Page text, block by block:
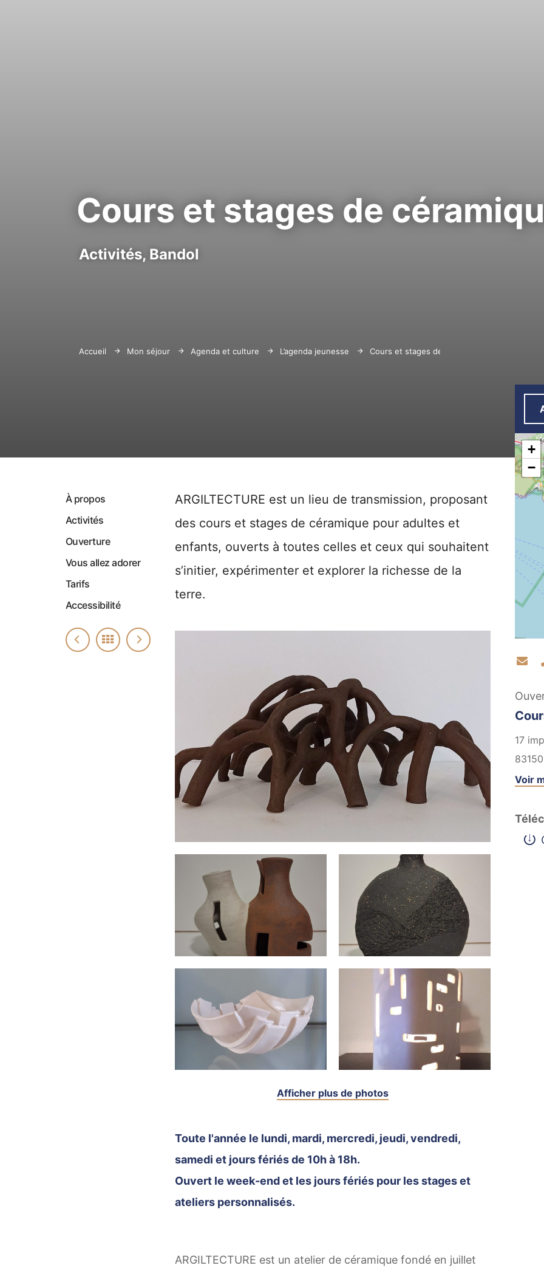
Cours et stages de
Activités, Bandol
Accueil Mon séjour Agenda et culture L’agenda jeunesse Cours et stages de céramique
À propos
Activités
Ouverture
Vous allez adorer
Tarifs
Accessibilité
ARGILTECTURE est un lieu de transmission, proposant
des cours et stages de céramique pour adultes et
enfants, ouverts à toutes celles et ceux qui souhaitent
s’initier, expérimenter et explorer la richesse de la
terre.
Afficher plus de photos
Toute l'année le lundi, mardi, mercredi, jeudi, vendredi,
samedi et jours fériés de 10h à 18h.
Ouvert le week-end et les jours fériés pour les stages et
ateliers personnalisés.
ARGILTECTURE est un atelier de céramique fondé en juillet
+
−
17
83150
Voir